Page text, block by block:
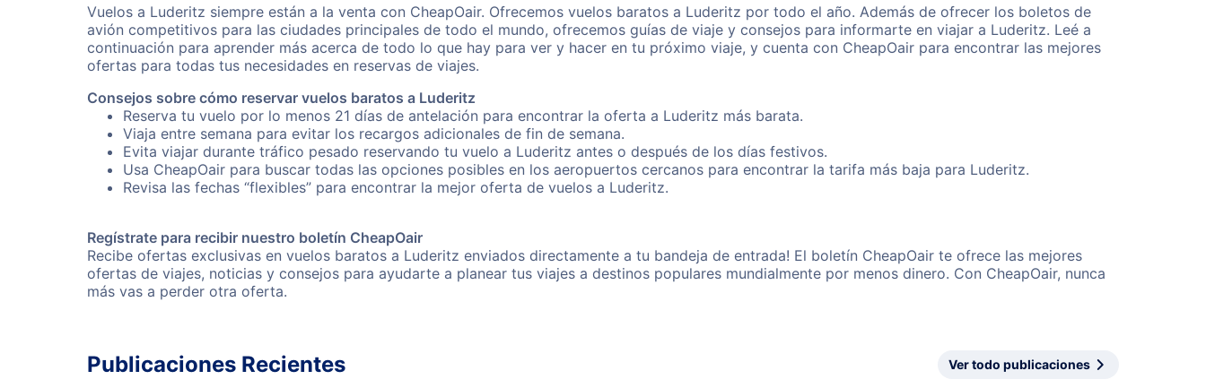
Vuelos a Luderitz siempre están a la venta con CheapOair. Ofrecemos vuelos baratos a Luderitz por todo el año. Además de ofrecer los boletos de
avión competitivos para las ciudades principales de todo el mundo, ofrecemos guías de viaje y consejos para informarte en viajar a Luderitz. Leé a
continuación para aprender más acerca de todo lo que hay para ver y hacer en tu próximo viaje, y cuenta con CheapOair para encontrar las mejores
ofertas para todas tus necesidades en reservas de viajes.
Consejos sobre cómo reservar vuelos baratos a Luderitz
Reserva tu vuelo por lo menos 21 días de antelación para encontrar la oferta a Luderitz más barata.
Viaja entre semana para evitar los recargos adicionales de fin de semana.
Evita viajar durante tráfico pesado reservando tu vuelo a Luderitz antes o después de los días festivos.
Usa CheapOair para buscar todas las opciones posibles en los aeropuertos cercanos para encontrar la tarifa más baja para Luderitz.
Revisa las fechas “flexibles” para encontrar la mejor oferta de vuelos a Luderitz.
Regístrate para recibir nuestro boletín CheapOair
Recibe ofertas exclusivas en vuelos baratos a Luderitz enviados directamente a tu bandeja de entrada! El boletín CheapOair te ofrece las mejores
ofertas de viajes, noticias y consejos para ayudarte a planear tus viajes a destinos populares mundialmente por menos dinero. Con CheapOair, nunca
más vas a perder otra oferta.
Publicaciones Recientes Ver todo publicaciones